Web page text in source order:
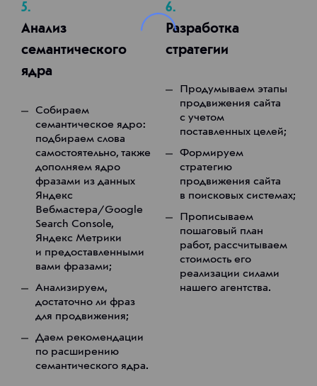
5.
Анализ
семантического
ядра
Собираем
семантическое ядро:
подбираем слова
самостоятельно, также
дополняем ядро
фразами из данных
Яндекс
Вебмастера/Google
Search Console,
Яндекс Метрики
и предоставленными
вами фразами;
Анализируем,
достаточно ли фраз
для продвижения;
Даем рекомендации
по расширению
семантического ядра.
6.
Разработка
стратегии
Продумываем этапы
продвижения сайта
с учетом
поставленных целей;
Формируем
стратегию
продвижения сайта
в поисковых системах;
Прописываем
пошаговый план
работ, рассчитываем
стоимость его
реализации силами
нашего агентства.